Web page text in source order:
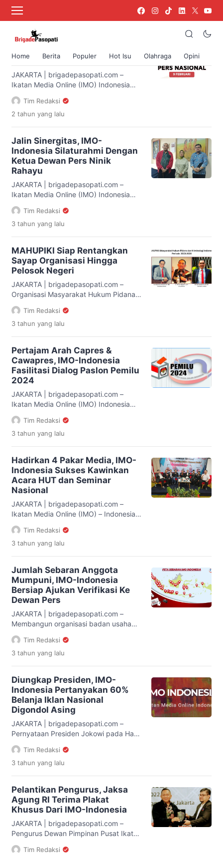
Home Berita Populer Hot Isu Olahraga Opini
IMO Indonesia
Momentum Hari Pers di Pemilu
2024, IMO-Indonesia: Jaga
Keutuhan Bangsa
JAKARTA | brigadepasopati.com –
Ikatan Media Online (IMO) Indonesia
mengajak masyarakat agar senantiasa
menjaga keutuhan bangsa di
momentum peringatan Hari Pers
Nasional kali ini bertepatan dengan
momen Pemilu 2024. Tentu banyak
dinamika yang terjadi. Untuk itu, kami
mengajak seluruh elemen masyarakat
untuk sama-sama menjaga […]
Tim Redaksi
2 tahun yang lalu
Jalin Sinergitas, IMO-
Indonesia Silaturahmi Dengan
Ketua Dewan Pers Ninik
Rahayu
JAKARTA | brigadepasopati.com –
Ikatan Media Online (IMO) Indonesia
menggelar kegiatan silaturahmi dengan
Ketua Dewan Pers Ninik Rahayu pada
Jumat (12/1) siang. Dalam agenda
Ismail bersama Ketua Dewan Pengawas
Firman Wijaya. Dalam pertemuan itu,
kedua pihak saling bertukar
pandangan seputar perkembangan
dan dinamika pers di […]
Tim Redaksi
3 tahun yang lalu
MAHUPIKI Siap Rentangkan
Sayap Organisasi Hingga
Pelosok Negeri
JAKARTA | brigadepasopati.com –
Organisasi Masyarakat Hukum Pidana
dan Kriminologi Indonesia (MAHUPIKI)
siap memperluas jejaring organisasi
hingga ke daerah-daerah. Hal itu
Jakarta, Kamis, 21 Desember 2023.
Menurut Yakub, MAHUPIKI merupakan
sebuah wadah intelektual dan adkovasi
hukum yang tumbuh atas semangat
menebar kebajikan sosial dan keadilan
[…]
Tim Redaksi
3 tahun yang lalu
Pertajam Arah Capres &
Cawapres, IMO-Indonesia
Fasilitasi Dialog Paslon Pemilu
2024
JAKARTA | brigadepasopati.com –
Ikatan Media Online (IMO) Indonesia
tergerak untuk memberikan informasi
sekaligus mengedukasi masyarakat
tentang Pemilu 2024. Ketua Umum
menaruh komitmen tinggi dalam
mencerdaskan masyarakat menuju
agenda elektoral akan datang. “Kita
menginginkan supaya masyarakat
(pemilih) mempunyai informasi yang
cukup sekaligus kesadaran tinggi
menyambut Pemilu 2024 mendatang,”
[…]
Tim Redaksi
3 tahun yang lalu
Hadirkan 4 Pakar Media, IMO-
Indonesia Sukses Kawinkan
Acara HUT dan Seminar
Nasional
JAKARTA | brigadepasopati.com –
Ikatan Media Online (IMO) – Indonesia
resmi menggelar acara Hari Ulang
Tahun (HUT) ke-6 dirangkaikan dengan
Seminar Nasional yang berlangsung di
Yakub F. Ismail mengaku puas atas
terlaksananya dua agenda penting
yang dihelat secara bersamaan. “Tentu
ini baru kali pertama […]
Tim Redaksi
3 tahun yang lalu
Jumlah Sebaran Anggota
Mumpuni, IMO-Indonesia
Bersiap Ajukan Verifikasi Ke
Dewan Pers
JAKARTA | brigadepasopati.com –
Membangun organisasi badan usaha
media bukanlah hal mudah. Semua
butuh keseriusan dan kekompakan
untuk bisa maju. Belum lagi, adanya
survive dan sesuai regulasi berlaku.
Tidak hanya itu, organisasi juga harus
bisa menjadi rumah besar bagi pelaku
usaha di bidang media untuk menjadi
[…]
Tim Redaksi
3 tahun yang lalu
Diungkap Presiden, IMO-
Indonesia Pertanyakan 60%
Belanja Iklan Nasional
Digondol Asing
JAKARTA | brigadepasopati.com –
Pernyataan Presiden Jokowi pada Hari
Pers Nasional 2023 pada Kamis 9
Februari 2023 kemarin di Medan
Sumatera Utara membuat publik dan
jelas dan akurat menyebut bahwa 60
persen belanja iklan nasional diambil
asing. “Kenapa bisa begitu?” tukas
Ketua Umum Ikatan Media Online
(IMO)-Indonesia […]
Tim Redaksi
3 tahun yang lalu
Pelantikan Pengurus, Jaksa
Agung RI Terima Plakat
Khusus Dari IMO-Indonesia
JAKARTA | brigadepasopati.com –
Pengurus Dewan Pimpinan Pusat Ikatan
Media Online (IMO)-Indonesia periode
2022-2027 akhirnya resmi dilantik pada
Tim Redaksi